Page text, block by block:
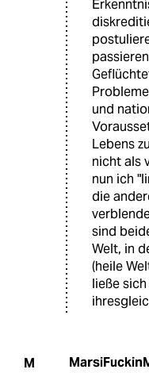
und
Lebens
nicht als
nun ich
die
sind
Welt, in
(heile
ließe
M